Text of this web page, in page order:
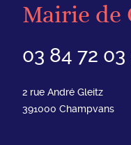
Mairie de
03 84 72 03
2 rue André Gleitz
391000 Champvans